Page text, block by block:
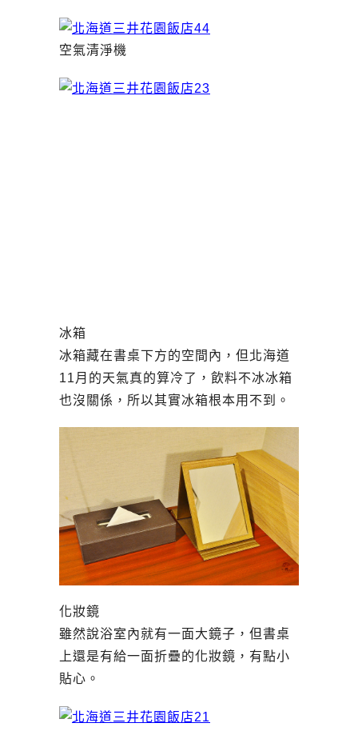
空氣清淨機
冰箱
冰箱藏在書桌下方的空間內，但北海道
11月的天氣真的算冷了，飲料不冰冰箱
也沒關係，所以其實冰箱根本用不到。
化妝鏡
雖然說浴室內就有一面大鏡子，但書桌
上還是有給一面折疊的化妝鏡，有點小
貼心。